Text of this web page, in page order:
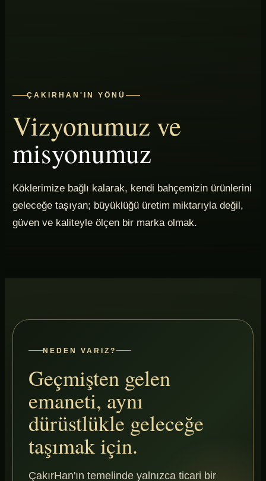
ÇAKIRHAN'IN YÖNÜ
Vizyonumuz ve
misyonumuz
Köklerimize bağlı kalarak, kendi bahçemizin ürünlerini
geleceğe taşıyan; büyüklüğü üretim miktarıyla değil,
güven ve kaliteyle ölçen bir marka olmak.
NEDEN VARIZ?
Geçmişten gelen
emaneti, aynı
dürüstlükle geleceğe
taşımak için.
ÇakırHan'ın temelinde yalnızca ticari bir